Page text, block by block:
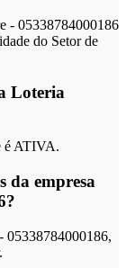
- 05338784000186
do Setor de
Loteria
é ATIVA.
da empresa
05338784000186,